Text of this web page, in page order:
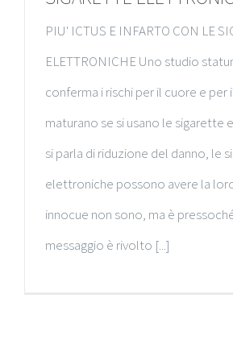
PIU' ICTUS E INFARTO CON LE
ELETTRONICHE Uno studio
conferma i rischi per il cuore e
maturano se si usano le sigarette
si parla di riduzione del danno, le
elettroniche possono avere la
innocue non sono, ma è
messaggio è rivolto [...]